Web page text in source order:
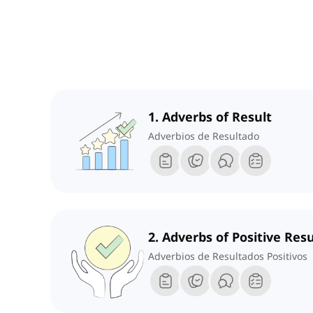
1. Adverbs of Result
Adverbios de Resultado
2. Adverbs of Positive
Adverbios de Resultados Positivos